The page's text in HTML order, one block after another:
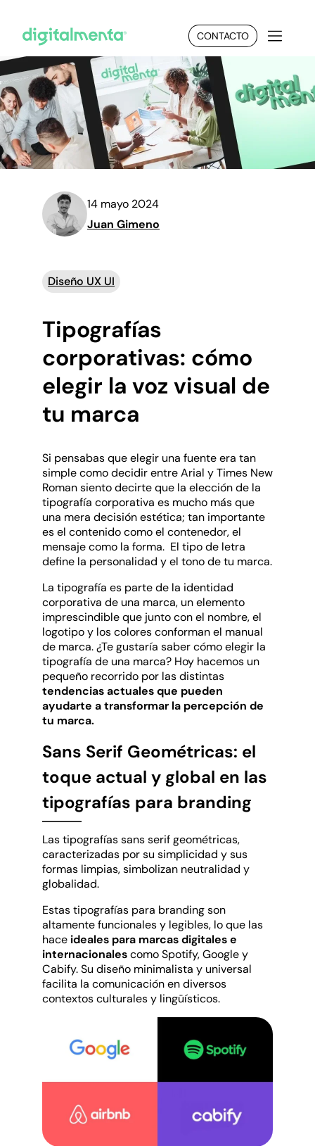
CONTACTO
14 mayo 2024
Juan Gimeno
Diseño UX UI
Tipografías
corporativas: cómo
elegir la voz visual de
tu marca
Si pensabas que elegir una fuente era tan
simple como decidir entre Arial y Times New
Roman siento decirte que la elección de la
tipografía corporativa es mucho más que
una mera decisión estética; tan importante
es el contenido como el contenedor, el
mensaje como la forma. El tipo de letra
define la personalidad y el tono de tu marca.
La tipografía es parte de la identidad
corporativa de una marca, un elemento
imprescindible que junto con el nombre, el
logotipo y los colores conforman el manual
de marca. ¿Te gustaría saber cómo elegir la
tipografía de una marca? Hoy hacemos un
pequeño recorrido por las distintas
tendencias actuales que pueden
ayudarte a transformar la percepción de
tu marca.
Sans Serif Geométricas: el
toque actual y global en las
tipografías para branding
Las tipografías sans serif geométricas,
caracterizadas por su simplicidad y sus
formas limpias, simbolizan neutralidad y
globalidad.
Estas tipografías para branding son
altamente funcionales y legibles, lo que las
hace ideales para marcas digitales e
internacionalescomo Spotify, Google y
Cabify. Su diseño minimalista y universal
facilita la comunicación en diversos
contextos culturales y lingüísticos.